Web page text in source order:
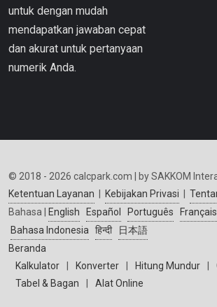
untuk dengan mudah
mendapatkan jawaban cepat
dan akurat untuk pertanyaan
numerik Anda.
© 2018 - 2026 calcpark.com | by SAKKOM
Ketentuan Layanan
Kebijakan Privasi
Bahasa |
English Español Português Français
Bahasa Indonesia
हिन्दी
日本語
Beranda
Kalkulator
Konverter Hitung Mundur
Tabel & Bagan
Alat Online